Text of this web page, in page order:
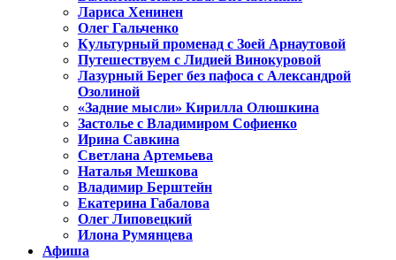
Лариса Хенинен
Олег Гальченко
Культурный променад с Зоей Арнаутовой
Путешествуем с Лидией Винокуровой
Лазурный Берег без пафоса с Александрой
Озолиной
«Задние мысли» Кирилла Олюшкина
Застолье с Владимиром Софиенко
Ирина Савкина
Светлана Артемьева
Наталья Мешкова
Владимир Берштейн
Екатерина Габалова
Олег Липовецкий
Илона Румянцева
Афиша